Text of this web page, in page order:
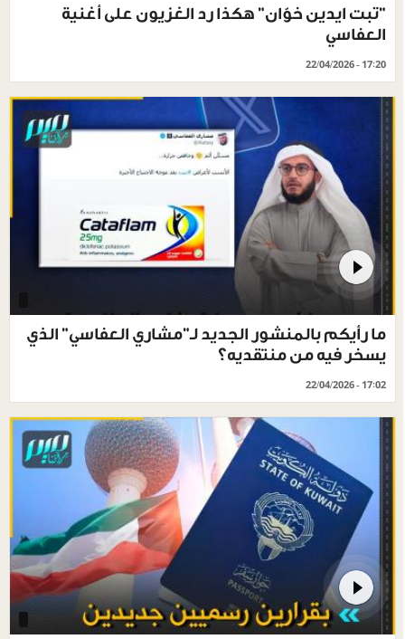
"تبت ايدين خوّان" هكذا رد الغزيون على أغنية
العفاسي
22/04/2026 - 17:20
ما رأيكم بالمنشور الجديد لـ"مشاري العفاسي" الذي
يسخر فيه من منتقديه؟
22/04/2026 - 17:02